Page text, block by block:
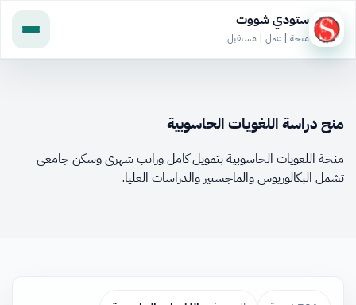
ستودي شووت
منحة | عمل | مستقبل
منح دراسة اللغويات الحاسوبية
منحة اللغويات الحاسوبية بتمويل كامل وراتب شهري وسكن جامعي
تشمل البكالوريوس والماجستير والدراسات العليا.